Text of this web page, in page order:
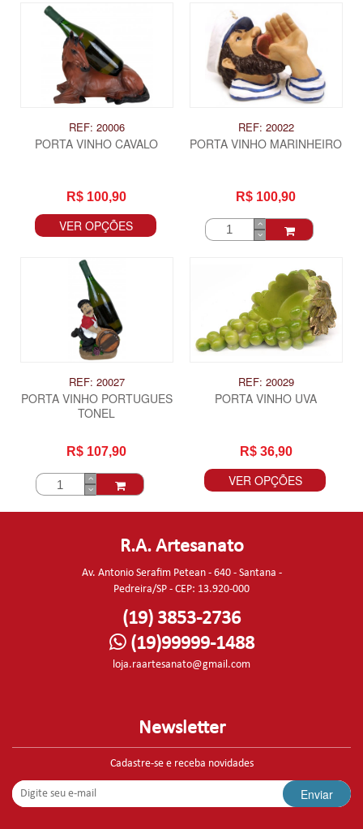
REF: 20006
PORTA VINHO CAVALO
R$ 100,90
VER OPÇÕES
REF: 20022
PORTA VINHO MARINHEIRO
R$ 100,90
REF: 20027
PORTA VINHO PORTUGUES
TONEL
R$ 107,90
REF: 20029
PORTA VINHO UVA
R$ 36,90
VER OPÇÕES
R.A. Artesanato
Av. Antonio Serafim Petean - 640 - Santana -
Pedreira/SP - CEP: 13.920-000
(19) 3853-2736
(19)99999-1488
loja.raartesanato@gmail.com
Newsletter
Cadastre-se e receba novidades
Enviar